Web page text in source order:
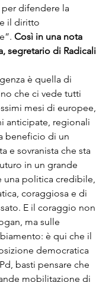
difendere la
il diritto
Così in una nota
segretario di Radicali
è quella di
che ci vede tutti
mesi di europee,
anticipate, regionali
beneficio di un
e sovranista che sta
in un grande
una politica credibile,
coraggiosa e di
E il coraggio non
ma sulle
è qui che il
democratica
basti pensare che
mobilitazione di